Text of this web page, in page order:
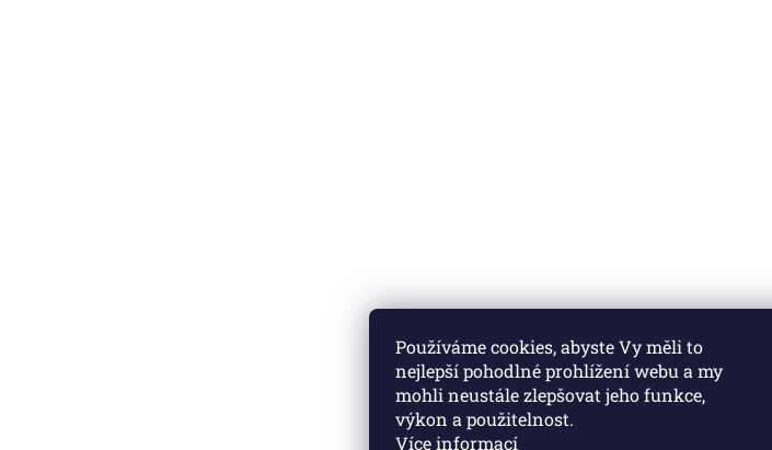
Používáme cookies, abyste Vy měli to
nejlepší pohodlné prohlížení webu a my
mohli neustále zlepšovat jeho funkce,
výkon a použitelnost.
Více informací